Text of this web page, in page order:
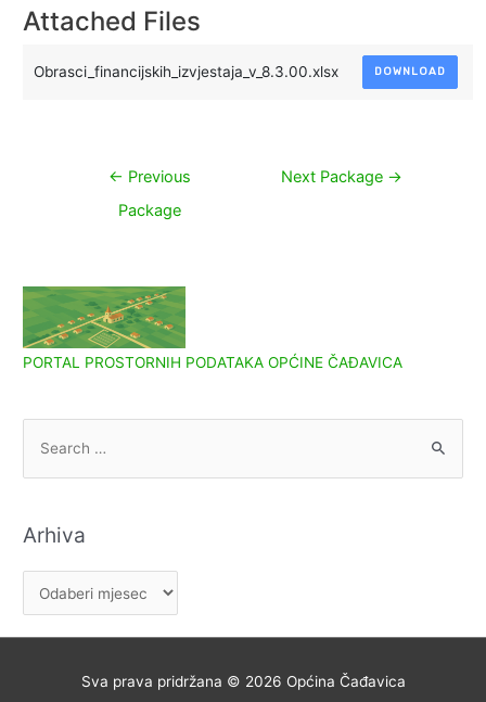
Attached Files
Obrasci_financijskih_izvjestaja_v_8.3.00.xlsx DOWNLOAD
Navigacija
← Previous
Package
Next Package →
PORTAL PROSTORNIH PODATAKA OPĆINE ČAĐAVICA
o
Arhiva
r
h
Sva prava pridržana © 2026 Općina Čađavica